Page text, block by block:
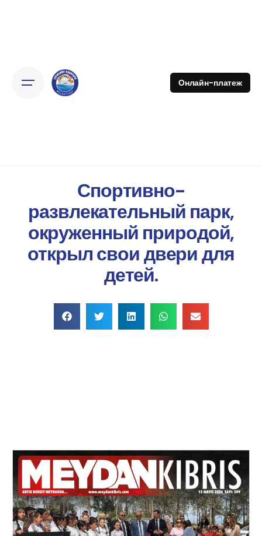
Онлайн-платеж
Спортивно-
развлекательный парк,
окруженный природой,
открыл свои двери для
детей.